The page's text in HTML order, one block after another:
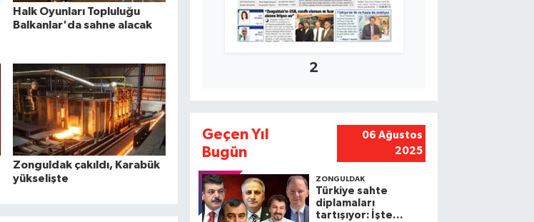
Halk Oyunları Topluluğu
Balkanlar'da sahne alacak
Zonguldak çakıldı, Karabük
yükselişte
2
Geçen Yıl
Bugün
06 Ağustos
2025
ZONGULDAK
Türkiye sahte
diplamaları
tartışıyor: İşte